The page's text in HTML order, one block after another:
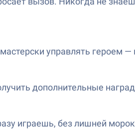
управлять героем
дополнительные
играешь, без лишней